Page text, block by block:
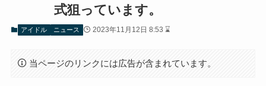
式狙っています。
アイドル ニュース 2023年11月12日 8:53 ⌛
当ページのリンクには広告が含まれています。